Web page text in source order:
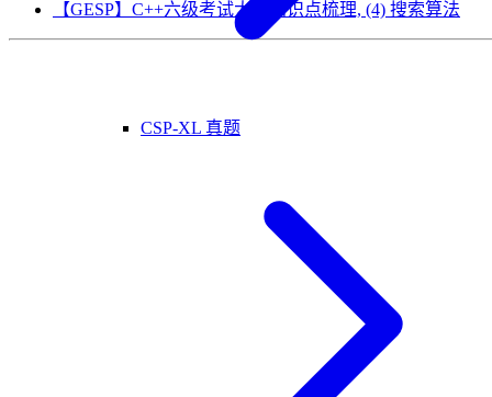
CSP-XL 真题
【GESP】C++六级考试大纲知识点梳理, (4) 搜索算法